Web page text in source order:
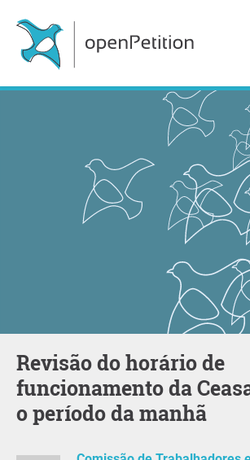
Revisão do horário de
funcionamento da
o período da manhã